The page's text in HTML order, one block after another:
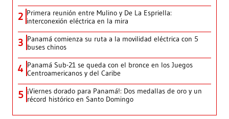
2 Primera reunión entre Mulino y De La Espriella:
interconexión eléctrica en la mira
3 Panamá comienza su ruta a la movilidad eléctrica con 5
buses chinos
4 Panamá Sub-21 se queda con el bronce en los Juegos
Centroamericanos y del Caribe
5 ¡Viernes dorado para Panamá!: Dos medallas de oro y un
récord histórico en Santo Domingo